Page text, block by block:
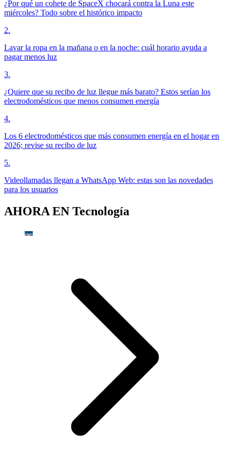
¿Por qué un cohete de SpaceX chocará contra la Luna este
miércoles? Todo sobre el histórico impacto
2.
Lavar la ropa en la mañana o en la noche: cuál horario ayuda a
pagar menos luz
3.
¿Quiere que su recibo de luz llegue más barato? Estos serían los
electrodomésticos que menos consumen energía
4.
Los 6 electrodomésticos que más consumen energía en el hogar en
2026; revise su recibo de luz
5.
Videollamadas llegan a WhatsApp Web: estas son las novedades
para los usuarios
AHORA EN Tecnología